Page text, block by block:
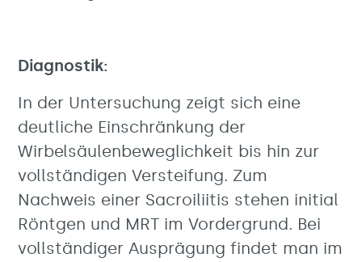
Diagnostik:
In der Untersuchung zeigt sich eine
deutliche Einschränkung der
Wirbelsäulenbeweglichkeit bis hin zur
vollständigen Versteifung. Zum
Nachweis einer Sacroiliitis stehen initial
Röntgen und MRT im Vordergrund. Bei
vollständiger Ausprägung findet man im